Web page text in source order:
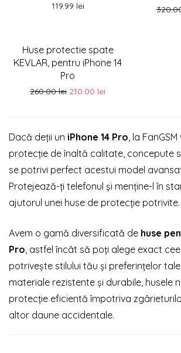
119.99 lei
19%
Huse protectie spate
KEVLAR, pentru iPhone 14
Pro
260.00lei 210.00 lei
Dacă deții un iPhone 14 Pro, la
protecție de înaltă calitate, concepute
se potrivi perfect acestui model
Protejează-ți telefonul și menține-l în
ajutorul unei huse de protecție potrivite.
Avem o gamă diversificată de huse
Pro, astfel încât să poți alege exact
potrivește stilului tău și preferințelor
materiale rezistente și durabile, husele
protecție eficientă împotriva
altor daune accidentale.